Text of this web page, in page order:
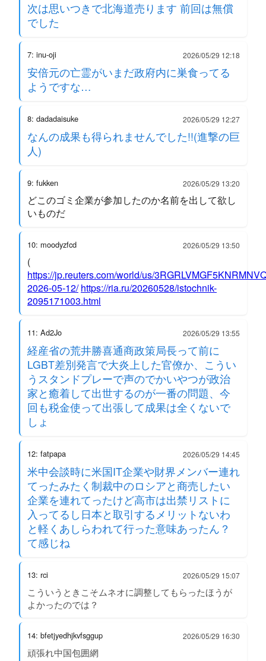
次は思いつきで北海道売ります 前回は無償
でした
7: inu-oji 2026/05/29 12:18
安倍元の亡霊がいまだ政府内に巣食ってる
ようですな…
8: dadadaisuke 2026/05/29 12:27
なんの成果も得られませんでした!!(進撃の巨
人)
9: fukken 2026/05/29 13:20
どこのゴミ企業が参加したのか名前を出して欲し
いものだ
10: moodyzfcd 2026/05/29 13:50
(
https://jp.reuters.com/world/us/
2026-05-12/ https://ria.ru/20260528/istochnik-
2095171003.html
11: Ad2Jo 2026/05/29 13:55
経産省の荒井勝喜通商政策局長って前に
LGBT差別発言で大炎上した官僚か、こうい
うスタンドプレーで声のでかいやつが政治
家と癒着して出世するのが一番の問題、今
回も税金使って出張して成果は全くないで
しょ
12: fatpapa 2026/05/29 14:45
米中会談時に米国IT企業や財界メンバー連れ
てったみたく制裁中のロシアと商売したい
企業を連れてったけど高市は出禁リストに
入ってるし日本と取引するメリットないわ
と軽くあしらわれて行った意味あったん？
て感じね
13: rci 2026/05/29 15:07
こういうときこそムネオに調整してもらったほうが
よかったのでは？
14: bfetjyedhjkvfsggup 2026/05/29 16:30
頑張れ中国包囲網